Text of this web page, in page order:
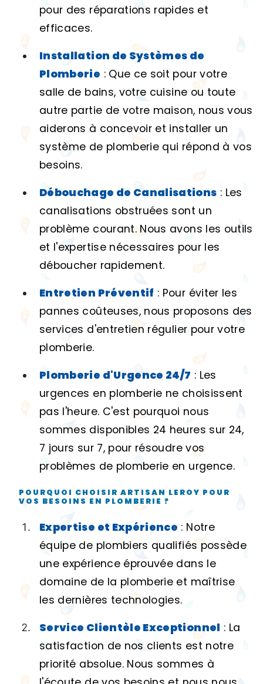
pour des réparations rapides et
efficaces.
Installation de Systèmes de
Plomberie : Que ce soit pour votre
salle de bains, votre cuisine ou toute
autre partie de votre maison, nous vous
aiderons à concevoir et installer un
système de plomberie qui répond à vos
besoins.
Débouchage de Canalisations : Les
canalisations obstruées sont un
problème courant. Nous avons les outils
et l'expertise nécessaires pour les
déboucher rapidement.
Entretien Préventif : Pour éviter les
pannes coûteuses, nous proposons des
services d'entretien régulier pour votre
plomberie.
Plomberie d'Urgence 24/7 : Les
urgences en plomberie ne choisissent
pas l'heure. C'est pourquoi nous
sommes disponibles 24 heures sur 24,
7 jours sur 7, pour résoudre vos
problèmes de plomberie en urgence.
POURQUOI CHOISIR ARTISAN LEROY POUR
VOS BESOINS EN PLOMBERIE ?
Expertise et Expérience : Notre
équipe de plombiers qualifiés possède
une expérience éprouvée dans le
domaine de la plomberie et maîtrise
les dernières technologies.
Service Clientèle Exceptionnel : La
satisfaction de nos clients est notre
priorité absolue. Nous sommes à